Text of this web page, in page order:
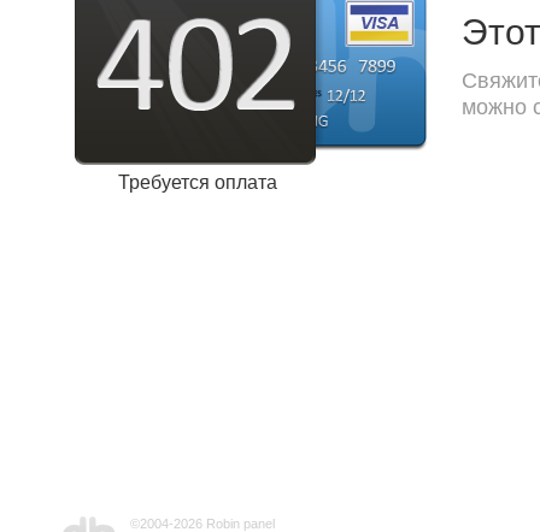
Требуется оплата
можно
©2004-2026 Robin panel